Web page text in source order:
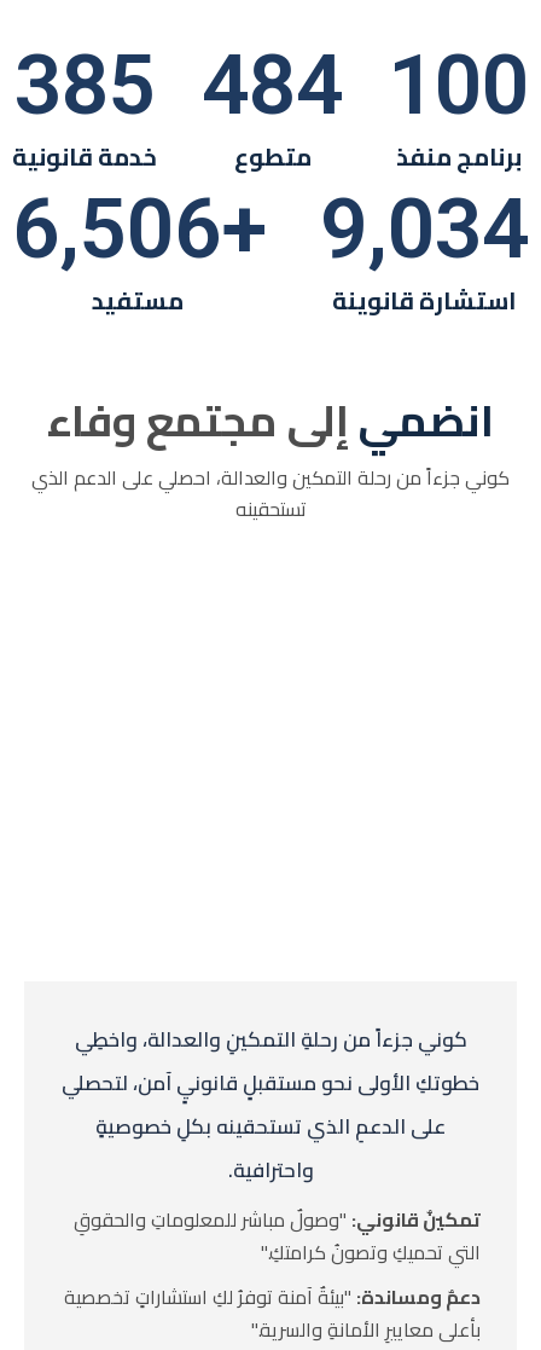
مستفيد
+
6,506
استشارة قانوينة
9,034
خدمة قانونية
385
متطوع
484
برنامج منفذ
100
انضميإلى مجتمع وفاء
كوني جزءاً من رحلة التمكين والعدالة، احصلي على الدعم الذي
تستحقينه
كوني جزءاً من رحلةِ التمكينِ والعدالة، واخطِي
خطوتكِ الأولى نحو مستقبلٍ قانونيٍ آمن، لتحصلي
على الدعمِ الذي تستحقينه بكلِ خصوصيةٍ
واحترافية.
تمكينٌ قانوني: "وصولٌ مباشر للمعلوماتِ والحقوقِ
التي تحميكِ وتصونُ كرامتكِ."
دعمٌ ومساندة: "بيئةٌ آمنة توفرُ لكِ استشاراتٍ تخصصية
بأعلى معاييرِ الأمانةِ والسرية."